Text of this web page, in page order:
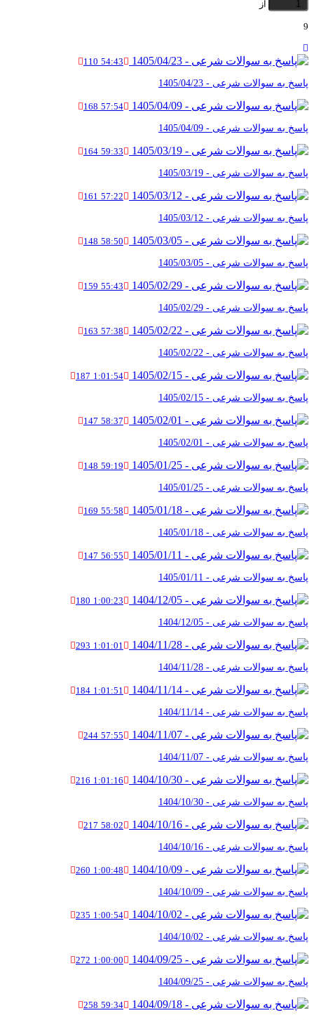
از
9
54:43
110
پاسخ به سوالات شرعی - 1405/04/23
57:54
168
پاسخ به سوالات شرعی - 1405/04/09
59:33
164
پاسخ به سوالات شرعی - 1405/03/19
57:22
161
پاسخ به سوالات شرعی - 1405/03/12
58:50
148
پاسخ به سوالات شرعی - 1405/03/05
55:43
159
پاسخ به سوالات شرعی - 1405/02/29
57:38
163
پاسخ به سوالات شرعی - 1405/02/22
1:01:54
187
پاسخ به سوالات شرعی - 1405/02/15
58:37
147
پاسخ به سوالات شرعی - 1405/02/01
59:19
148
پاسخ به سوالات شرعی - 1405/01/25
55:58
169
پاسخ به سوالات شرعی - 1405/01/18
56:55
147
پاسخ به سوالات شرعی - 1405/01/11
1:00:23
180
پاسخ به سوالات شرعی - 1404/12/05
1:01:01
293
پاسخ به سوالات شرعی - 1404/11/28
1:01:51
184
پاسخ به سوالات شرعی - 1404/11/14
57:55
244
پاسخ به سوالات شرعی - 1404/11/07
1:01:16
216
پاسخ به سوالات شرعی - 1404/10/30
58:02
217
پاسخ به سوالات شرعی - 1404/10/16
1:00:48
260
پاسخ به سوالات شرعی - 1404/10/09
1:00:54
235
پاسخ به سوالات شرعی - 1404/10/02
1:00:00
272
پاسخ به سوالات شرعی - 1404/09/25
59:34
258